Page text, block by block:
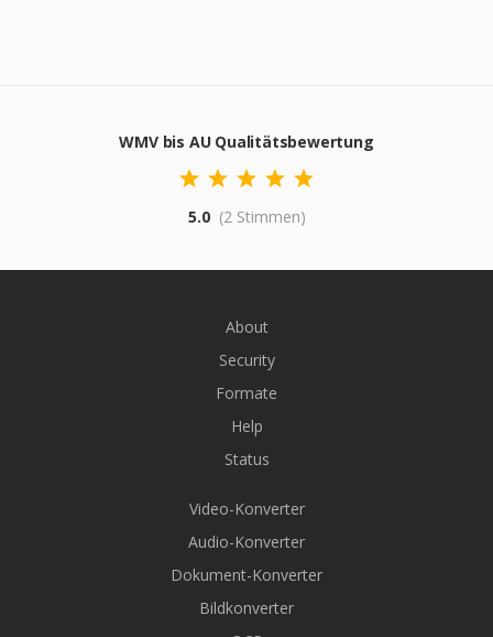
WMV bis AU Qualitätsbewertung
5.0 (2 Stimmen)
About
Security
Formate
Help
Status
Video-Konverter
Audio-Konverter
Dokument-Konverter
Bildkonverter